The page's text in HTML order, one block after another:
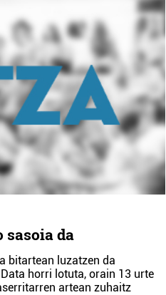
sasoia da
bitartean luzatzen da
horri lotuta, orain 13 urte
artean zuhaitz